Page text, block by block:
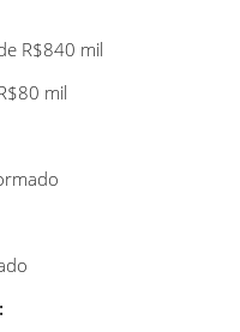
R$840 mil
mil